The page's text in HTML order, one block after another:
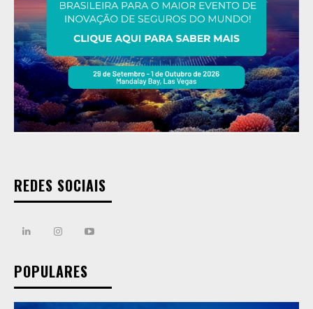
REDES SOCIAIS
POPULARES